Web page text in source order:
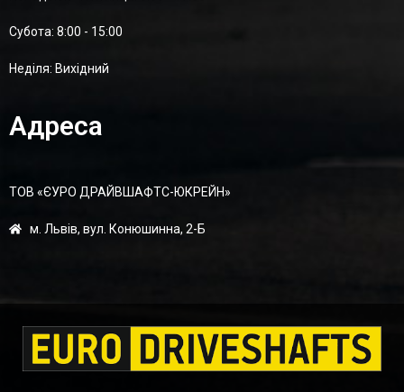
Суботa: 8:00 - 15:00
Неділя: Вихідний
Адреса
ТОВ «ЄУРО ДРАЙВШАФТC-ЮКРЕЙН»
м. Львів, вул. Конюшинна, 2-Б